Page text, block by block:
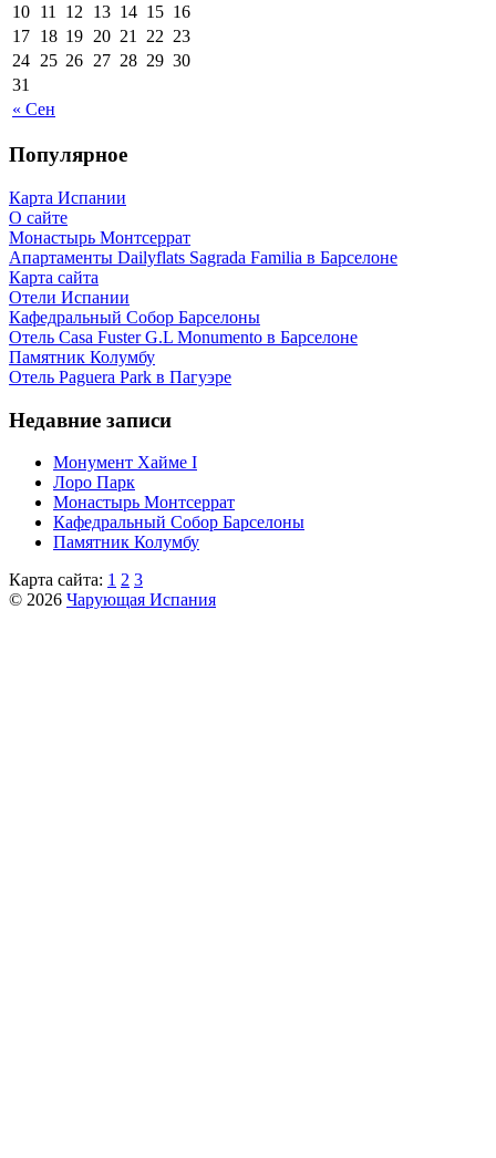
« Сен
10 11 12 13 14 15 16
17 18 19 20 21 22 23
24 25 26 27 28 29 30
31
Популярное
Карта Испании
О сайте
Монастырь Монтсеррат
Апартаменты Dailyflats Sagrada Familia в Барселоне
Карта сайта
Отели Испании
Кафeдрaльный Собор Барселоны
Отель Casa Fuster G.L Monumento в Барселоне
Пaмятник Колумбу
Отель Paguera Park в Пагуэре
Недавние записи
Монумент Хайме I
Лоро Парк
Монастырь Монтсеррат
Кафeдрaльный Собор Барселоны
Пaмятник Колумбу
Карта сайта: 1 2 3
© 2026 Чарующая Испания